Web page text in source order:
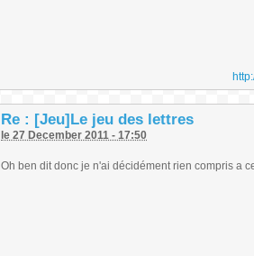
Re : [Jeu]Le jeu des lettres
le 27 December 2011 - 17:50
Oh ben dit donc je n'ai décidément rien compris a